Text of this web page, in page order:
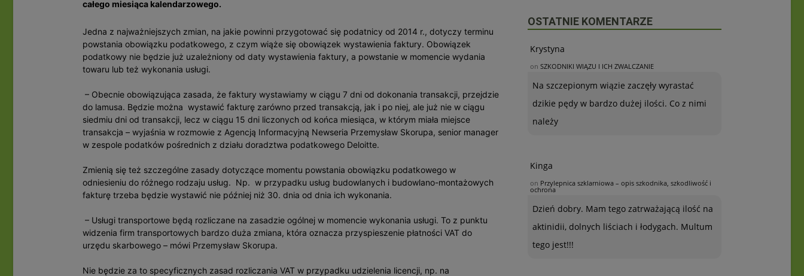
całego miesiąca kalendarzowego.
Jedna z najważniejszych zmian, na jakie powinni przygotować się podatnicy od 2014 r., dotyczy terminu
powstania obowiązku podatkowego, z czym wiąże się obowiązek wystawienia faktury. Obowiązek
podatkowy nie będzie już uzależniony od daty wystawienia faktury, a powstanie w momencie wydania
towaru lub też wykonania usługi.
– Obecnie obowiązująca zasada, że faktury wystawiamy w ciągu 7 dni od dokonania transakcji, przejdzie
do lamusa. Będzie można wystawić fakturę zarówno przed transakcją, jak i po niej, ale już nie w ciągu
siedmiu dni od transakcji, lecz w ciągu 15 dni liczonych od końca miesiąca, w którym miała miejsce
transakcja – wyjaśnia w rozmowie z Agencją Informacyjną Newseria Przemysław Skorupa, senior manager
w zespole podatków pośrednich z działu doradztwa podatkowego Deloitte.
Zmienią się też szczególne zasady dotyczące momentu powstania obowiązku podatkowego w
odniesieniu do różnego rodzaju usług. Np. w przypadku usług budowlanych i budowlano-montażowych
fakturę trzeba będzie wystawić nie później niż 30. dnia od dnia ich wykonania.
– Usługi transportowe będą rozliczane na zasadzie ogólnej w momencie wykonania usługi. To z punktu
widzenia firm transportowych bardzo duża zmiana, która oznacza przyspieszenie płatności VAT do
urzędu skarbowego – mówi Przemysław Skorupa.
Nie będzie za to specyficznych zasad rozliczania VAT w przypadku udzielenia licencji, np. na
OSTATNIE KOMENTARZE
Krystyna
on SZKODNIKI WIĄZU I ICH ZWALCZANIE
Na szczepionym wiązie zaczęły wyrastać
dzikie pędy w bardzo dużej ilości. Co z nimi
należy
Kinga
on Przylepnica szklarniowa – opis szkodnika, szkodliwość i
ochrona
Dzień dobry. Mam tego zatrważającą ilość na
aktinidii, dolnych liściach i łodygach. Multum
tego jest!!!